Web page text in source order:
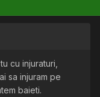
cu injuraturi,
sa injuram pe
baieti.